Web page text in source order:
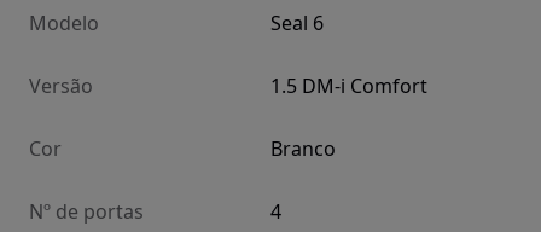
Modelo Seal 6
Versão 1.5 DM-i Comfort
Cor Branco
Nº de portas 4